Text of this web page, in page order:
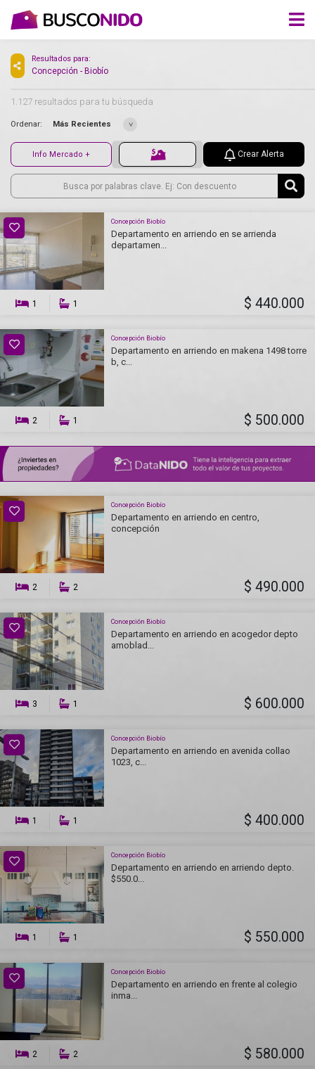
Resultados para:
Concepción - Biobío
1.127 resultados para tu búsqueda
Ordenar: Más Recientes
Info Mercado + Crear Alerta
Concepción Biobío
Departamento en arriendo en se arrienda
departamen...
1 1 $ 440.000
Concepción Biobío
Departamento en arriendo en makena 1498 torre
b, c...
2 1 $ 500.000
Concepción Biobío
Departamento en arriendo en centro,
concepción
2 2 $ 490.000
Concepción Biobío
Departamento en arriendo en acogedor depto
amoblad...
3 1 $ 600.000
Concepción Biobío
Departamento en arriendo en avenida collao
1023, c...
1 1 $ 400.000
Concepción Biobío
Departamento en arriendo en arriendo depto.
$550.0...
1 1 $ 550.000
Concepción Biobío
Departamento en arriendo en frente al colegio
inma...
2 2 $ 580.000